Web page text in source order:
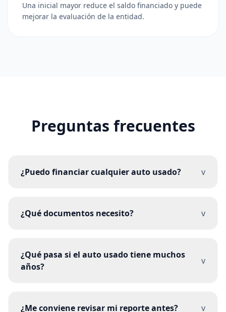
Una inicial mayor reduce el saldo financiado y puede
mejorar la evaluación de la entidad.
Preguntas frecuentes
¿Puedo financiar cualquier auto usado? v
¿Qué documentos necesito? v
¿Qué pasa si el auto usado tiene muchos
años?
v
¿Me conviene revisar mi reporte antes? v